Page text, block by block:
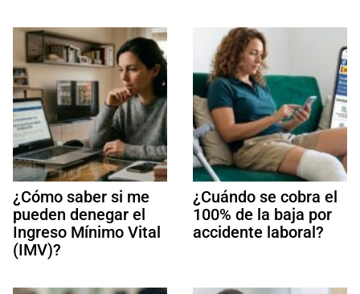
¿Cómo saber si me
pueden denegar el
Ingreso Mínimo Vital
(IMV)?
¿Cuándo se cobra el
100% de la baja por
accidente laboral?